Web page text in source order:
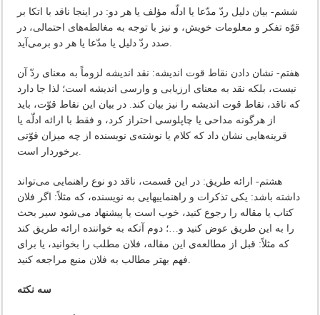
ششم‌- بیان‌ دلیل‌ ردّ مدّعا یا ادلّه‌ مؤلف‌ یا هر دو: در اینجا ناقد با اتکا بر
قوّه‌ تفکر و معلومات‌ خویش‌، و نیز با توجه‌ به‌ مغالطه‌های‌ احتمالی‌، در
صدد ردّ دلیل‌ یا مدّعا یا هر دو برمی‌آید.
هفتم‌- نشان‌ دادن‌ نقاط‌ قوت‌ اندیشه‌: نقد اندیشه‌ لزوماً به‌ معنای‌ ردّ آن‌
نیست‌، بلکه‌ نقد به‌ معنای‌ ارزیابی‌ و وارسی‌ اندیشه‌ است‌؛ لذا جا دارد
که‌ ناقد، نقاط‌ قوت‌ اندیشه‌ را نیز بیان‌ کند. در بیان‌ این‌ نقاط‌ قوّت‌، باید
از هرگونه‌ مداحی‌ یا چاپلوسی‌ احتراز کرد، و فقط‌ با ارائه‌ ادلّه‌ یا
قرینه‌هایی‌ نشان‌ داد که‌ کلام‌ یا نوشته‌ی‌ نویسنده‌ از چه‌ میزان‌ قوّتی‌
برخوردار است‌.
هشتم‌- ارائه‌ طریق‌: در این‌ قسمت‌، ناقد دو نوع‌ راهنمایی‌ می‌تواند
داشته‌ باشد: یکی‌ تذکرات‌ و راهنماییهایی‌ به‌ نویسنده‌، که‌ مثلاً: اگر فلان‌
کتاب‌ یا مقاله‌ را رجوع‌ کنید، خوب‌ است‌ یا پیشنهاد می‌شود سیر بحث‌
را به‌ این‌ طریق‌ عوض‌ کنید و…؛ دوم‌ آنکه‌ به‌ خواننده‌ ارائه‌ طریق‌ کند
که‌ مثلاً: قبل‌ از مطالعه‌ی‌ این‌ مقاله‌، فلان‌ مطلب‌ را بخوانید، یا برای‌
فهم‌ بهتر مطالب‌ به‌ فلان‌ منبع‌ مراجعه‌ کنید.